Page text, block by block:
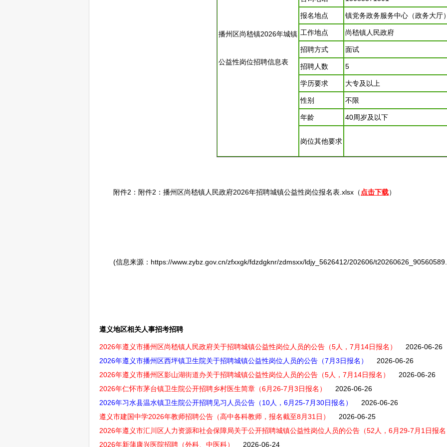
播州区尚嵇镇2026年城镇
公益性岗位招聘信息表
报名地点 镇党务政务服务中心（政务大厅
工作地点 尚嵇镇人民政府
招聘方式 面试
招聘人数 5
学历要求 大专及以上
性别 不限
年龄 40周岁及以下
岗位其他要求
附件2：附件2：播州区尚嵇镇人民政府2026年招聘城镇公益性岗位报名表.xlsx（ 点击下载）
(信息来源：https://www.zybz.gov.cn/zfxxgk/fdzdgknr/zdmsxx/ldjy_5626412/202606/
遵义地区相关人事招考招聘
2026年遵义市播州区尚嵇镇人民政府关于招聘城镇公益性岗位人员的公告（5人，7月14日报名）
2026-06-26
2026年遵义市播州区西坪镇卫生院关于招聘城镇公益性岗位人员的公告（7月3日报名）
2026-06-26
2026年遵义市播州区影山湖街道办关于招聘城镇公益性岗位人员的公告（5人，7月14日报名）
2026-06-26
2026年仁怀市茅台镇卫生院公开招聘乡村医生简章（6月26-7月3日报名）
2026-06-26
2026年习水县温水镇卫生院公开招聘见习人员公告（10人，6月25-7月30日报名）
2026-06-26
遵义市建国中学2026年教师招聘公告（高中各科教师，报名截至8月31日）
2026-06-25
2026年遵义市汇川区人力资源和社会保障局关于公开招聘城镇公益性岗位人员的公告（52人，6月29-7月1日报
2026年新蒲康兴医院招聘（外科、中医科）
2026-06-24